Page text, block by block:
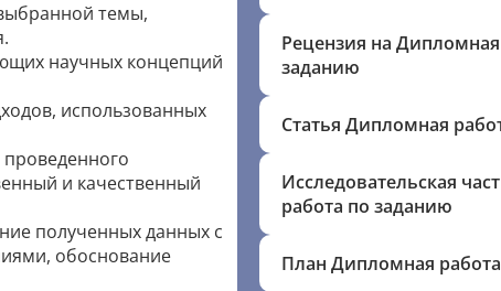
темы,
научных концепций
использованных
проведенного
и качественный
полученных данных с
обоснование
Рецензия на
заданию
Статья Дипломная
Исследовательская
работа по заданию
План Дипломная работа